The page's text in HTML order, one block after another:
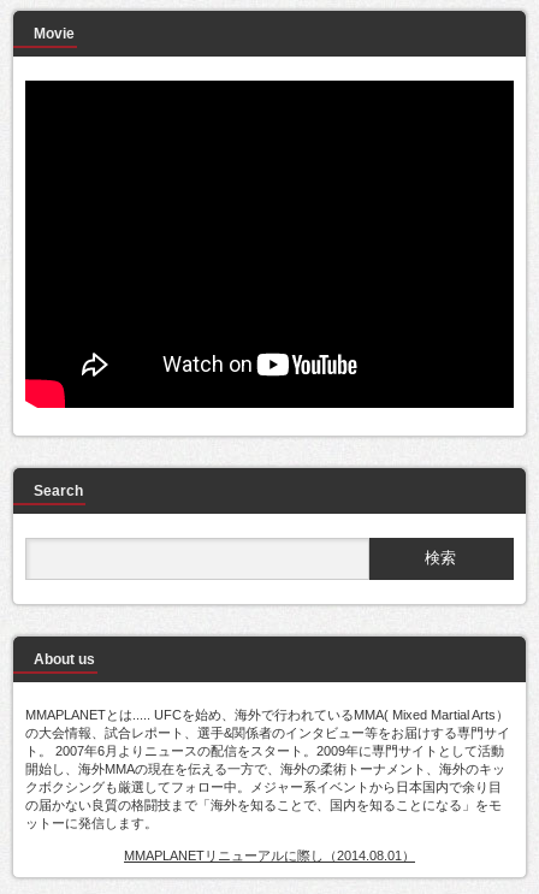
Movie
Search
About us
MMAPLANETとは..... UFCを始め、海外で行われているMMA( Mixed Martial Arts）
の大会情報、試合レポート、選手&関係者のインタビュー等をお届けする専門サイ
ト。 2007年6月よりニュースの配信をスタート。2009年に専門サイトとして活動
開始し、海外MMAの現在を伝える一方で、海外の柔術トーナメント、海外のキッ
クボクシングも厳選してフォロー中。メジャー系イベントから日本国内で余り目
の届かない良質の格闘技まで「海外を知ることで、国内を知ることになる」をモ
ットーに発信します。
MMAPLANETリニューアルに際し（2014.08.01）